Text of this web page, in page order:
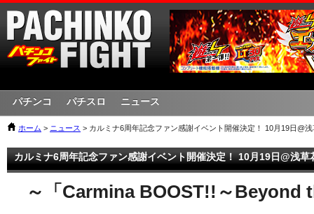
パチンコ パチスロ ニュース
ホーム > ニュース > カルミナ6周年記念ファン感謝イベント開催決定！ 10月19日@
カルミナ6周年記念ファン感謝イベント開催決定！ 10月19日@浅草
～「Carmina BOOST!!～Beyond